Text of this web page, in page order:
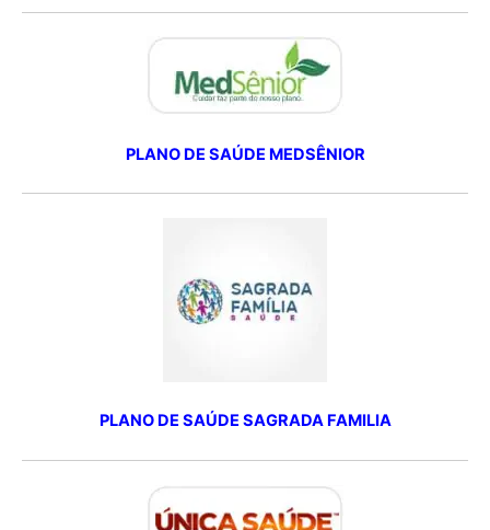
PLANO DE SAÚDE MEDSÊNIOR
PLANO DE SAÚDE SAGRADA FAMILIA